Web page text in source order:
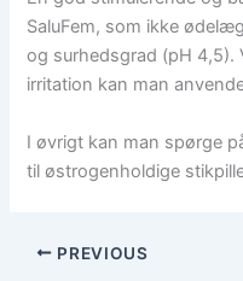
SaluFem, som ikke
og surhedsgrad (pH 4,5).
irritation kan man
I øvrigt kan man spørge
til østrogenholdige
PREVIOUS